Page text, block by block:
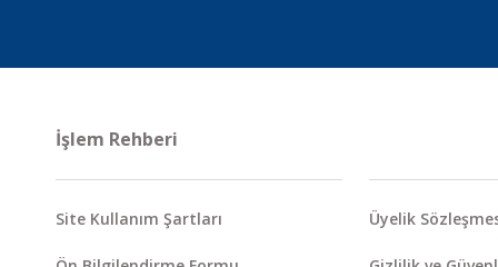
İşlem Rehberi
Site Kullanım Şartları Üyelik